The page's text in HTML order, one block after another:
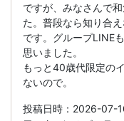
ですが、みなさんで
た。普段なら知り合
です。グループLINE
思いました。
もっと40歳代限定の
ないので。
投稿日時：2026-07-